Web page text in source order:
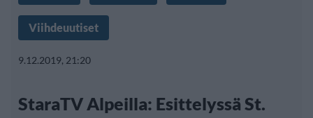
Viihdeuutiset
9.12.2019, 21:20
StaraTV Alpeilla: Esittelyssä St.